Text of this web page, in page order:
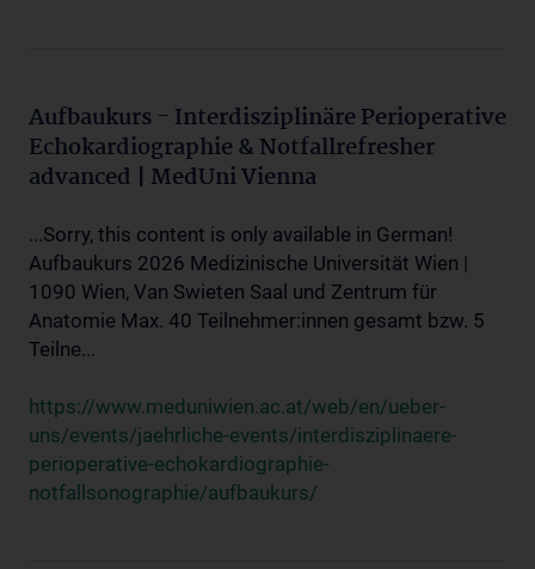
Aufbaukurs - Interdisziplinäre Perioperative
Echokardiographie & Notfallrefresher
advanced | MedUni Vienna
...Sorry, this content is only available in German!
Aufbaukurs 2026 Medizinische Universität Wien |
1090 Wien, Van Swieten Saal und Zentrum für
Anatomie Max. 40 Teilnehmer:innen gesamt bzw. 5
Teilne...
https://www.meduniwien.ac.at/web/en/ueber-
uns/events/jaehrliche-events/interdisziplinaere-
perioperative-echokardiographie-
notfallsonographie/aufbaukurs/